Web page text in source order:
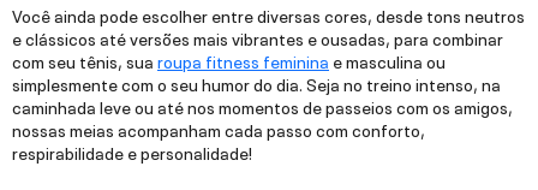
Você ainda pode escolher entre diversas cores, desde tons neutros
e clássicos até versões mais vibrantes e ousadas, para combinar
com seu tênis, sua roupa fitness feminina e masculina ou
simplesmente com o seu humor do dia. Seja no treino intenso, na
caminhada leve ou até nos momentos de passeios com os amigos,
nossas meias acompanham cada passo com conforto,
respirabilidade e personalidade!